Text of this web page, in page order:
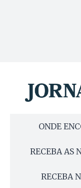
ONDE
RECEBA AS
RECEBA